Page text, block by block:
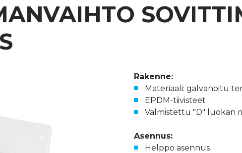
Rakenne:
Materiaali: galvanoitu
EPDM-tiivisteet
Valmistettu "D" luokan
Asennus:
Helppo asennus